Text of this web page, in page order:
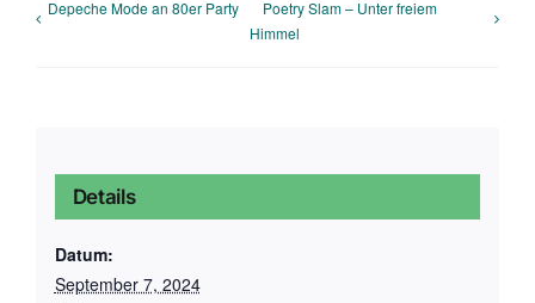
Depeche Mode an 80er Party
Poetry Slam – Unter freiem
Himmel
Details
Datum:
September 7, 2024